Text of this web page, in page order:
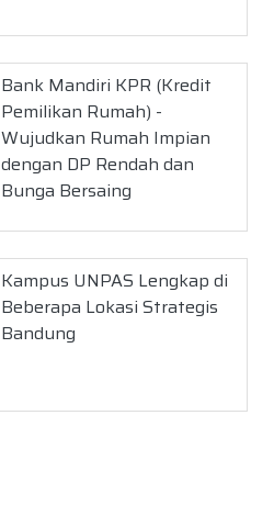
Bank Mandiri KPR (Kredit
Pemilikan Rumah) -
Wujudkan Rumah Impian
dengan DP Rendah dan
Bunga Bersaing
Kampus UNPAS Lengkap di
Beberapa Lokasi Strategis
Bandung